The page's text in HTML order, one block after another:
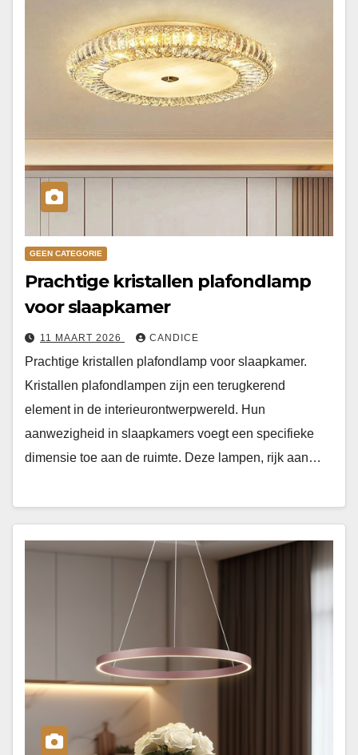
GEEN CATEGORIE
Prachtige kristallen plafondlamp
voor slaapkamer
11 MAART 2026 CANDICE
Prachtige kristallen plafondlamp voor slaapkamer.
Kristallen plafondlampen zijn een terugkerend
element in de interieurontwerpwereld. Hun
aanwezigheid in slaapkamers voegt een specifieke
dimensie toe aan de ruimte. Deze lampen, rijk aan…